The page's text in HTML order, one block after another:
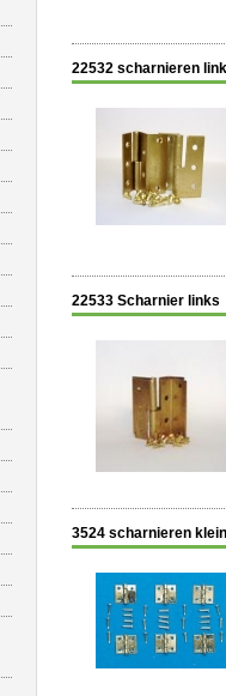
22532 scharnieren
22533 Scharnier links
3524 scharnieren